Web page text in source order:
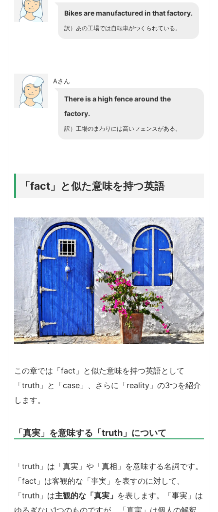
Bikes are manufactured in that factory.
訳）あの工場では自転車がつくられている。
Aさん
There is a high fence around the
factory.
訳）工場のまわりには高いフェンスがある。
「fact」と似た意味を持つ英語
この章では「fact」と似た意味を持つ英語として
「truth」と「case」、さらに「reality」の3つを紹介
します。
「真実」を意味する「truth」について
「truth」は「真実」や「真相」を意味する名詞です。
「fact」は客観的な「事実」を表すのに対して、
「truth」は主観的な「真実」 を表します。「事実」は